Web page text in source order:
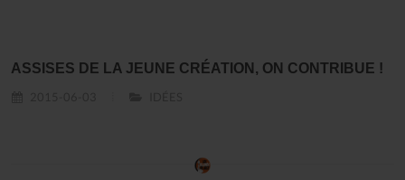
ASSISES DE LA JEUNE CRÉATION, ON CONTRIBUE !